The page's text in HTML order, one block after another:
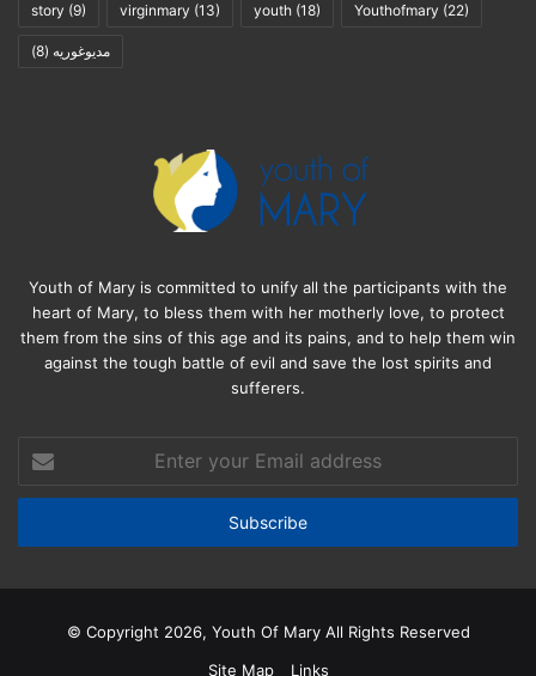
story (9) virginmary (13) youth (18) Youthofmary (22)
مديوغوريه (8)
Youth of Mary is committed to unify all the participants with the
heart of Mary, to bless them with her motherly love, to protect
them from the sins of this age and its pains, and to help them win
against the tough battle of evil and save the lost spirits and
sufferers.
your
Email
© Copyright 2026, Youth Of Mary All Rights Reserved
Site Map
Links